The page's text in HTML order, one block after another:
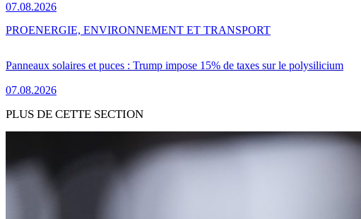
07.08.2026
Panneaux solaires et puces : Trump impose 15% de taxes sur le polysilicium
07.08.2026
PROENERGIE, ENVIRONNEMENT ET TRANSPORT
PLUS DE CETTE SECTION